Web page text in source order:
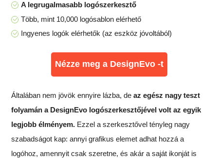
A legrugalmasabb logószerkesztő
Több, mint 10,000 logósablon elérhető
Ingyenes logók elérhetők (az eszköz jóvoltából)
Nézze meg a DesignEvo -t
Általában nem jövök ennyire lázba, de az egész nagy teszt
folyamán a DesignEvo logószerkesztőjével volt az egyik
legjobb élményem. Ezzel a szerkesztővel tényleg nagy
szabadságot kap: annyi grafikus elemet adhat hozzá a
logóhoz, amennyit csak szeretne, és akár a saját ikonját is